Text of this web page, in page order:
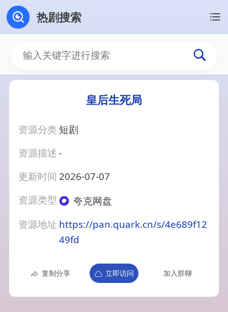
热剧搜索
皇后生死局
资源分类 短剧
资源描述-
更新时间 2026-07-07
资源类型
夸克网盘
资源地址 https://pan.quark.cn/s/4e689f12
49fd
复制分享 立即访问 加入群聊